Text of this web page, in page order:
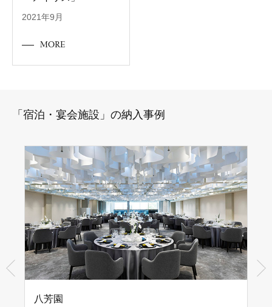
2021年9月
MORE
「宿泊・宴会施設」の納入事例
八芳園